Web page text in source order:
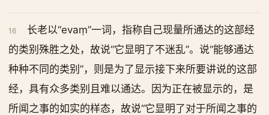
16
长老以“evaṃ”一词，指称自己现量所通达的这部经
的类别殊胜之处，故说“它显明了不迷乱”。说“能够通达
种种不同的类别”，则是为了显示接下来所要讲说的这部
经，具有众多类别且难以通达。因为正在被显示的，是
所闻之事的如实的样态，故说“它显明了对于所闻之事的